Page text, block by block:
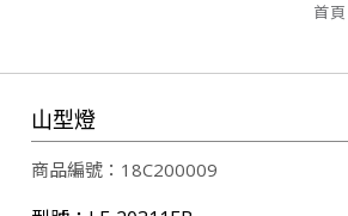
日下午1點三立台灣亮起來，榮
僅照亮家園，更照顧您的雙眼!
得標了！
首頁
山型燈
商品編號：18C200009